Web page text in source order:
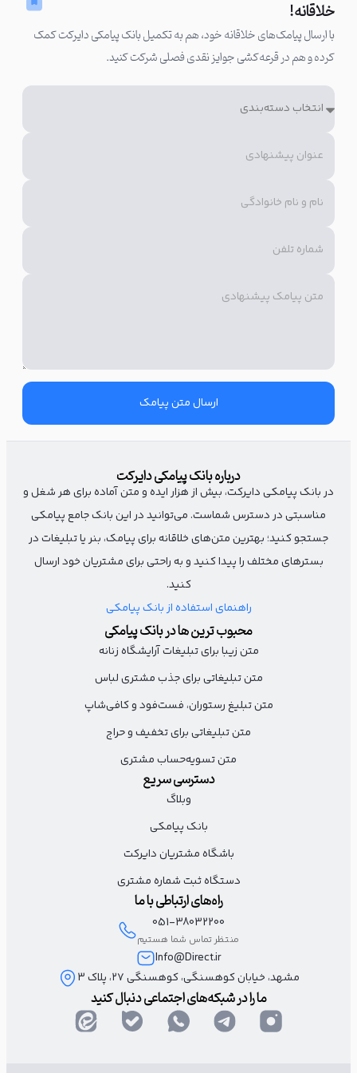
روز دانشجو مبارک!
امیدواریم همیشه در مسیر موفقیت باشی💫
در پیامتان بازتابی از شخصیت دانشجویان داشته باشید
در متن پیامک روز دانشجو به ویژگی‌های مثبت دانشجویان اشاره کنید
و به تلاش‌ها و سختی‌هایی که دانشجویان در مسیر تحصیل تحمل
می‌کنند، احترام بگذارید. این کار کمک می‌کند تا ارتباط شما با
مخاطبانتان نزدیک‌تر شود.
با آرزوی موفقیت‌های روزافزون.
دانشجویان، جوانانی هستند که حوصله خواندن پیام‌های ثقیل و
طولانی را ندارند. پیامتان را ساده، اما جذاب و ترغیب‌کننده نگه دارید.
روز دانشجو مبارک!
امروز، فرصتی برای تقدیر از تلاش‌های شماست.
به تعهدتان افتخار می‌کنیم.
(نام آموزشگاه)
پیام را با یک پیشنهاد جذاب به پایان برسانید
روز فرصت مناسبی است تا با یک پیشنهاد جذاب مشتریان وفادار خود را
برگردانید یا مشتریان جدیدی پیدا کنید.
به مناسبت روز شما، ۲۰٪ تخفیف روی نوشیدنی‌های
گرم ما در کافی‌شاپ لوفر منتظرتونه.
با ارائه کارت دانشجویی یه لاته گرم و خوشمزه مهمون
خلاقانه!
با ارسال پیامک‌های خلاقانه خود، هم به تکمیل بانک پیامکی دایرکت کمک
کرده و هم در قرعه‌کشی جوایز نقدی فصلی شرکت کنید.
ارسال متن پیامک
درباره بانک پیامکی دایرکت
در بانک پیامکی دایرکت، بیش از هزار ایده و متن آماده برای هر شغل و
مناسبتی در دسترس شماست. می‌توانید در این بانک جامع پیامکی
جستجو کنید؛ بهترین متن‌های خلاقانه برای پیامک، بنر یا تبلیغات در
بسترهای مختلف را پیدا کنید و به راحتی برای مشتریان خود ارسال
کنید.
راهنمای استفاده از بانک پیامکی
محبوب ترین ها در بانک پیامکی
متن زیبا برای تبلیغات آرایشگاه زنانه
متن تبلیغاتی برای جذب مشتری لباس
متن تبلیغ رستوران، فست‌فود و کافی‌شاپ
متن تبلیغاتی برای تخفیف و حراج
متن تسویه‌حساب مشتری
دسترسی سریع
وبلاگ
بانک پیامکی
باشگاه مشتریان دایرکت
دستگاه ثبت شماره مشتری
راه‌های ارتباطی با ما
051-38032200
منتظر تماس شما هستیم
Info@Direct.ir
مشهد، خیابان کوهسنگی، کوهسنگی ۲۷، پلاک 3
ما را در شبکه‌های اجتماعی دنبال کنید